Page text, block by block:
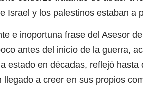
Israel y los palestinos estaban a
e inoportuna frase del Asesor
antes del inicio de la guerra,
estado en décadas, reflejó
llegado a creer en sus propios